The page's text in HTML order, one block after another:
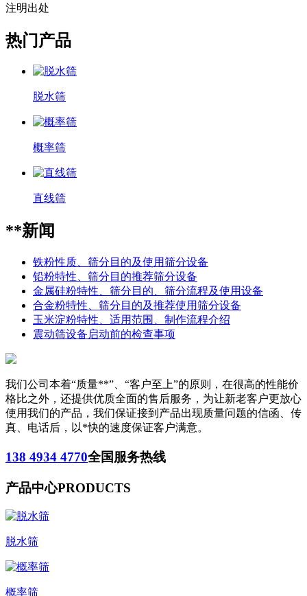
注明出处
热门产品
脱水筛
概率筛
直线筛
**新闻
铁粉性质、筛分目的及使用筛分设备
铅粉特性、筛分目的推荐筛分设备
金属硅粉特性、筛分目的、筛分流程及使用设备
合金粉特性、筛分目的及推荐使用筛分设备
玉米淀粉特性、适用范围、制作流程介绍
震动筛设备启动前的检查事项
我们公司本着“质量**”、“客户至上”的原则，在很高的性能价
格比之外，还提供优质全面的售后服务，为让新老客户更放心
使用我们的产品，我们保证接到产品出现质量问题的信函、传
真、电话后，以*快的速度保证客户满意。
138 4934 4770全国服务热线
产品中心PRODUCTS
脱水筛
概率筛